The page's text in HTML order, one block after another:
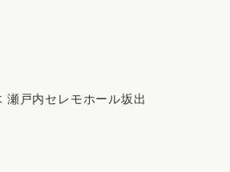
瀬戸内セレモホール坂出